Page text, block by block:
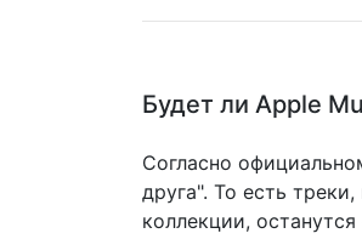
Будет ли Apple
Согласно
друга". То есть
коллекции,